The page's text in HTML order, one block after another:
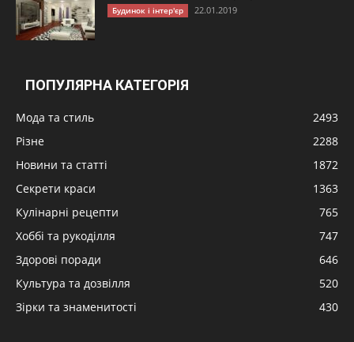
Будинок і інтер'єр 22.01.2019
ПОПУЛЯРНА КАТЕГОРІЯ
Мода та стиль
2493
Різне
2288
Новини та статті
1872
Секрети краси
1363
Кулінарні рецепти
765
Хоббі та рукоділля
747
Здорові поради
646
Культура та дозвілля
520
Зірки та знаменитості
430